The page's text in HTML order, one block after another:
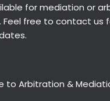
formediation or
free to contact us
to Arbitration &